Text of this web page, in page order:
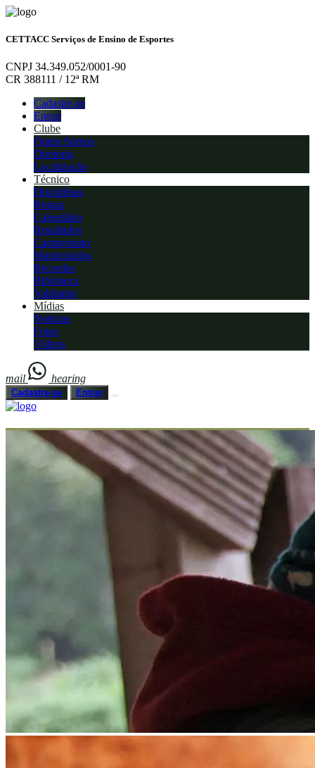
CETTACC Serviços de Ensino de Esportes
CNPJ 34.349.052/0001-90
CR 388111 / 12ª RM
Cadastre-se
Entrar
Clube
Quem Somos
Diretoria
Localização
Técnico
Disciplinas
Regras
Calendário
Resultados
Campeonato
Matriculados
Recordes
Biblioteca
Validador
Mídias
Notícias
Fotos
Vídeos
mail hearing
Cadastre-se Entrar